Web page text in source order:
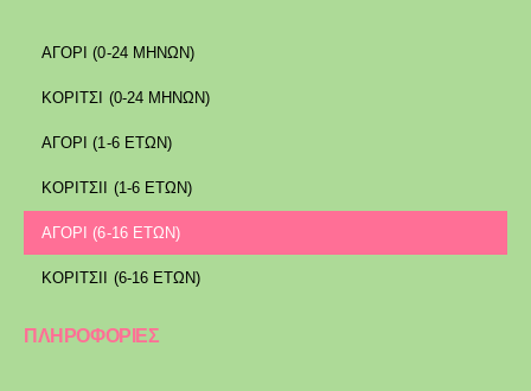
ΑΓΟΡΙ (0-24 ΜΗΝΩΝ)
ΚΟΡΙΤΣΙ (0-24 ΜΗΝΩΝ)
ΑΓΟΡΙ (1-6 ΕΤΩΝ)
ΚΟΡΙΤΣΙΙ (1-6 ΕΤΩΝ)
ΑΓΟΡΙ (6-16 ΕΤΩΝ)
ΚΟΡΙΤΣΙΙ (6-16 ΕΤΩΝ)
ΠΛΗΡΟΦΟΡΙΕΣ